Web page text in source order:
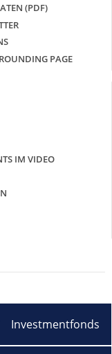
(PDF)
PAGE
IM VIDEO
Investmentfonds